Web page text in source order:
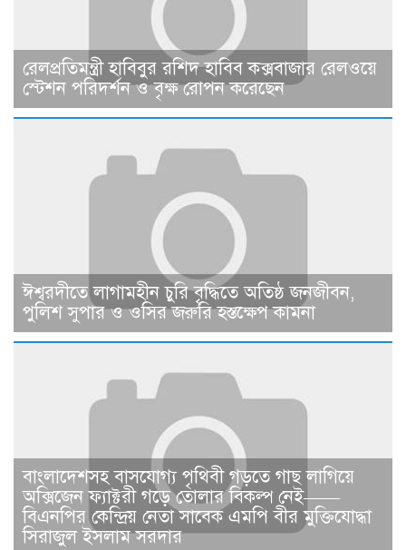
রেলপ্রতিমন্ত্রী হাবিবুর রশিদ হাবিব কক্সবাজার রেলওয়ে
স্টেশন পরিদর্শন ও বৃক্ষ রোপন করেছেন
ঈশ্বরদীতে লাগামহীন চুরি বৃদ্ধিতে অতিষ্ঠ জনজীবন,
পুলিশ সুপার ও ওসির জরুরি হস্তক্ষেপ কামনা ​
বাংলাদেশসহ বাসযোগ্য পৃথিবী গড়তে গাছ লাগিয়ে
অক্সিজেন ফ্যাক্টরী গড়ে তোলার বিকল্প নেই——
বিএনপির কেন্দ্রিয় নেতা সাবেক এমপি বীর মুক্তিযোদ্ধা
সিরাজুল ইসলাম সরদার